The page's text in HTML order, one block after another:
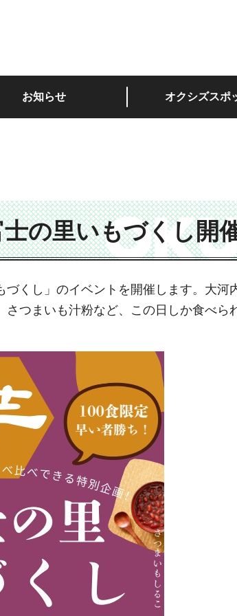
お知らせ オクシズスポ
の里いもづくし開
くし」のイベントを開催します。大河
つまいも汁粉など、この日しか食べら